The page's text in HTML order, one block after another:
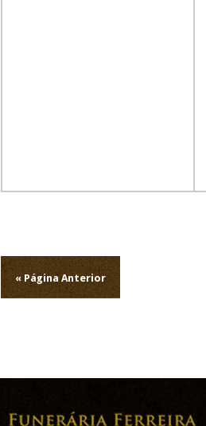
de
artigos
« Página Anterior